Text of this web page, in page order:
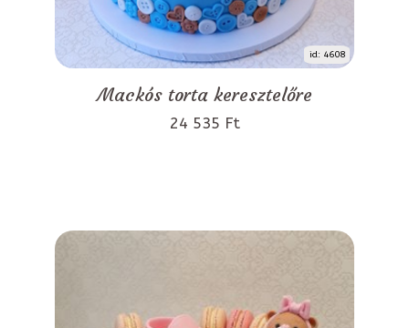
id: 4608
Mackós torta keresztelőre
24 535 Ft